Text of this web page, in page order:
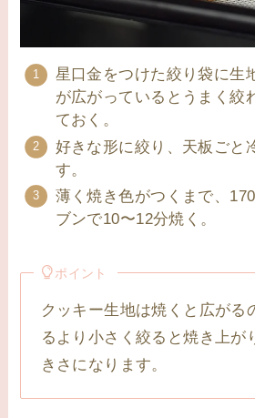
星口金をつけた絞り袋に生
が広がっているとうまく絞
ておく。
好きな形に絞り、天板ごと
す。
薄く焼き色がつくまで、
ブンで10〜12分焼く。
ポイント
クッキー生地は焼くと広がる
るより小さく絞ると焼き上が
きさになります。